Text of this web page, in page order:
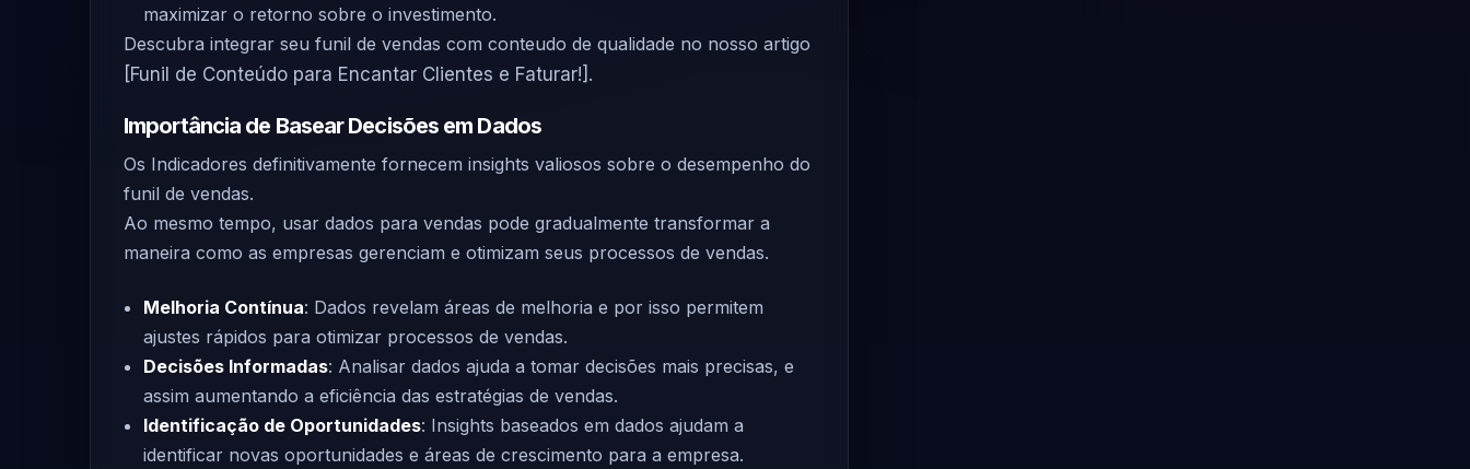
maximizar o retorno sobre o investimento.
Descubra integrar seu funil de vendas com conteudo de qualidade no nosso artigo
[Funil de Conteúdo para Encantar Clientes e Faturar!] .
Importância de Basear Decisões em Dados
Os Indicadores definitivamente fornecem insights valiosos sobre o desempenho do
funil de vendas.
Ao mesmo tempo, usar dados para vendas pode gradualmente transformar a
maneira como as empresas gerenciam e otimizam seus processos de vendas.
Melhoria Contínua: Dados revelam áreas de melhoria e por isso permitem
ajustes rápidos para otimizar processos de vendas.
Decisões Informadas: Analisar dados ajuda a tomar decisões mais precisas, e
assim aumentando a eficiência das estratégias de vendas.
Identificação de Oportunidades: Insights baseados em dados ajudam a
identificar novas oportunidades e áreas de crescimento para a empresa.